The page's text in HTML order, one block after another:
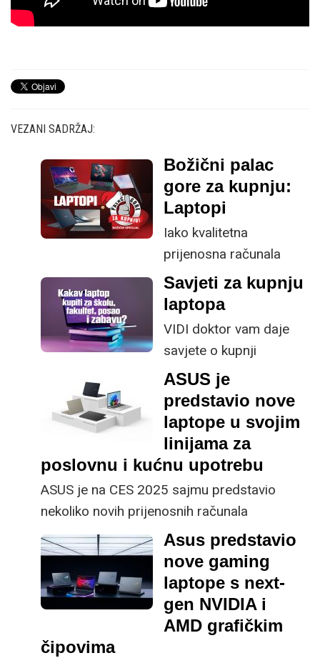
VEZANI SADRŽAJ:
Božični palac
gore za kupnju:
Laptopi
Iako kvalitetna
prijenosna računala
nisu jednostavna
kupnja, već promišljena
investicija, moderan i
sposoban laptop će
zasigurno biti poklon
koji nikoga neće ostaviti
ravnodušnim. Danas
možete pronaći zaista
različite vrste laptopa
za širok spektar
namjena – od poslovnih
korisnika i dizajnera do
gamera. Bitno je samo
prepoznati modele koji
odgovaraju vašim
potrebama. Za vas smo
istaknuli nekoliko onih
koji svojim
Savjeti za kupnju
laptopa
VIDI doktor vam daje
savjete o kupnji
idealnog laptopa za
školu i fakultet te
najisplativijeg
prijenosnika do 700
eura.
ASUS je
predstavio nove
laptope u svojim
linijama za
poslovnu i kućnu upotrebu
ASUS je na CES 2025 sajmu predstavio
nekoliko novih prijenosnih računala
namijenjenih kućnim i poslovnim korisnicima.
Asus predstavio
nove gaming
laptope s next-
gen NVIDIA i
AMD grafičkim
čipovima